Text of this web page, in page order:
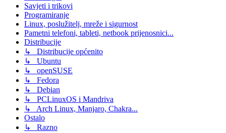
Savjeti i trikovi
Programiranje
Linux, poslužitelj, mreže i sigurnost
Pametni telefoni, tableti, netbook prijenosnici...
Distribucije
↳ Distribucije općenito
↳ Ubuntu
↳ openSUSE
↳ Fedora
↳ Debian
↳ PCLinuxOS i Mandriva
↳ Arch Linux, Manjaro, Chakra...
Ostalo
↳ Razno